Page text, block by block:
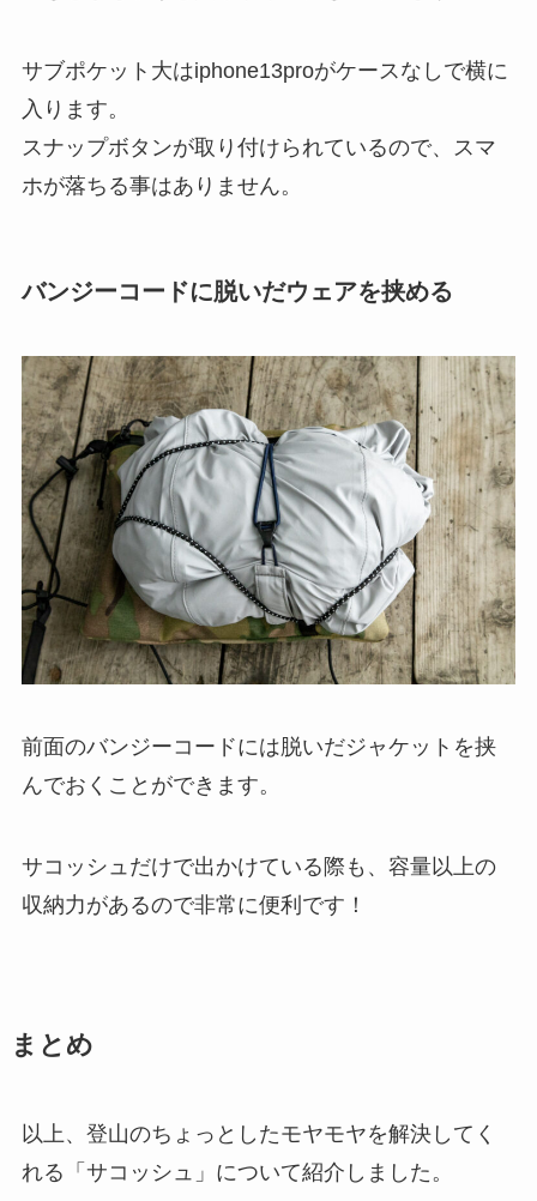
サブポケット大はiphone13proがケースなしで横に
入ります。
スナップボタンが取り付けられているので、スマ
ホが落ちる事はありません。
バンジーコードに脱いだウェアを挟める
前面のバンジーコードには脱いだジャケットを挟
んでおくことができます。
サコッシュだけで出かけている際も、容量以上の
収納力があるので非常に便利です！
まとめ
以上、登山のちょっとしたモヤモヤを解決してく
れる「サコッシュ」について紹介しました。